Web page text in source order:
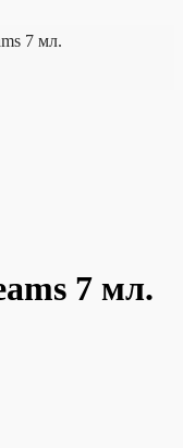
7 мл.
7 мл.